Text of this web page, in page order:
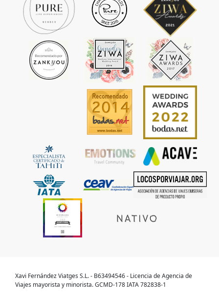
Xavi Fernández Viatges S.L. - B63494546 - Licencia de Agencia de
Viajes mayorista y minorista. GCMD-178 IATA 782838-1